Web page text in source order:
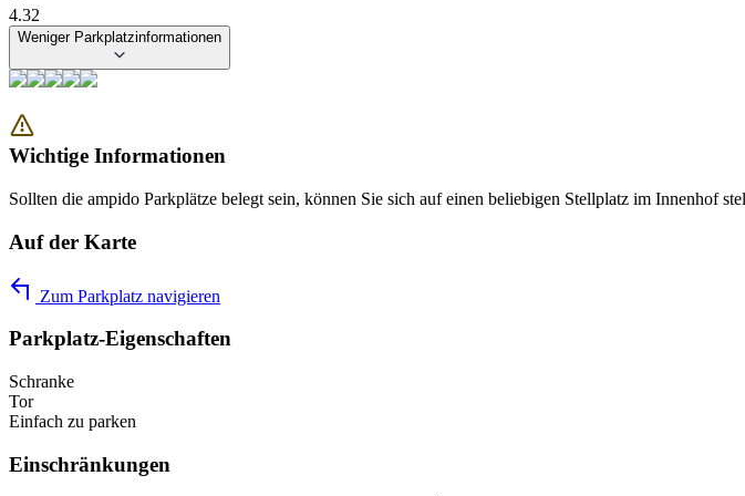
4.32
Weniger Parkplatzinformationen
Wichtige Informationen
Sollten die ampido Parkplätze belegt sein, können Sie sich auf einen beliebigen Stellplatz im Innenhof
Auf der Karte
Zum Parkplatz navigieren
Parkplatz-Eigenschaften
Schranke
Tor
Einfach zu parken
Einschränkungen